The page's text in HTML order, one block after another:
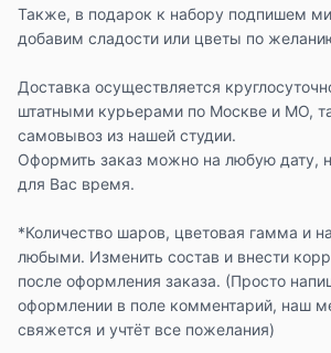
Также, в подарок к набору подпишем
добавим сладости или цветы по
Доставка осуществляется
штатными курьерами по Москве и МО,
самовывоз из нашей студии.
Оформить заказ можно на любую дату,
для Вас время.
*Количество шаров, цветовая гамма и
любыми. Изменить состав и внести
после оформления заказа. (Просто
оформлении в поле комментарий, наш
свяжется и учтёт все пожелания)